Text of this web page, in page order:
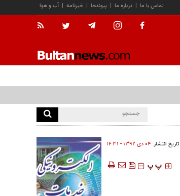
آب و هوا | خبرنامه | پیوندها | درباره ما | تماس با ما
تاریخ انتشار: ۰۴ دی ۱۳۹۲ - ۱۶:۳۱
‍‍‍ پ پ